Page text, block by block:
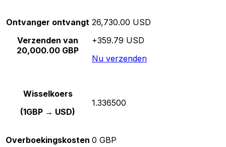
Ontvanger ontvangt
Verzenden van
20,000.00 GBP
26,730.00 USD
+359.79 USD
Nu verzenden
Wisselkoers
(1GBP → USD)
1.336500
Overboekingskosten 0 GBP